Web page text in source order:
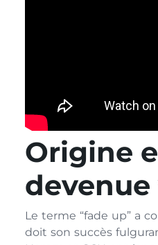
Origine
devenue
Le terme “fade up” a
doit son succès